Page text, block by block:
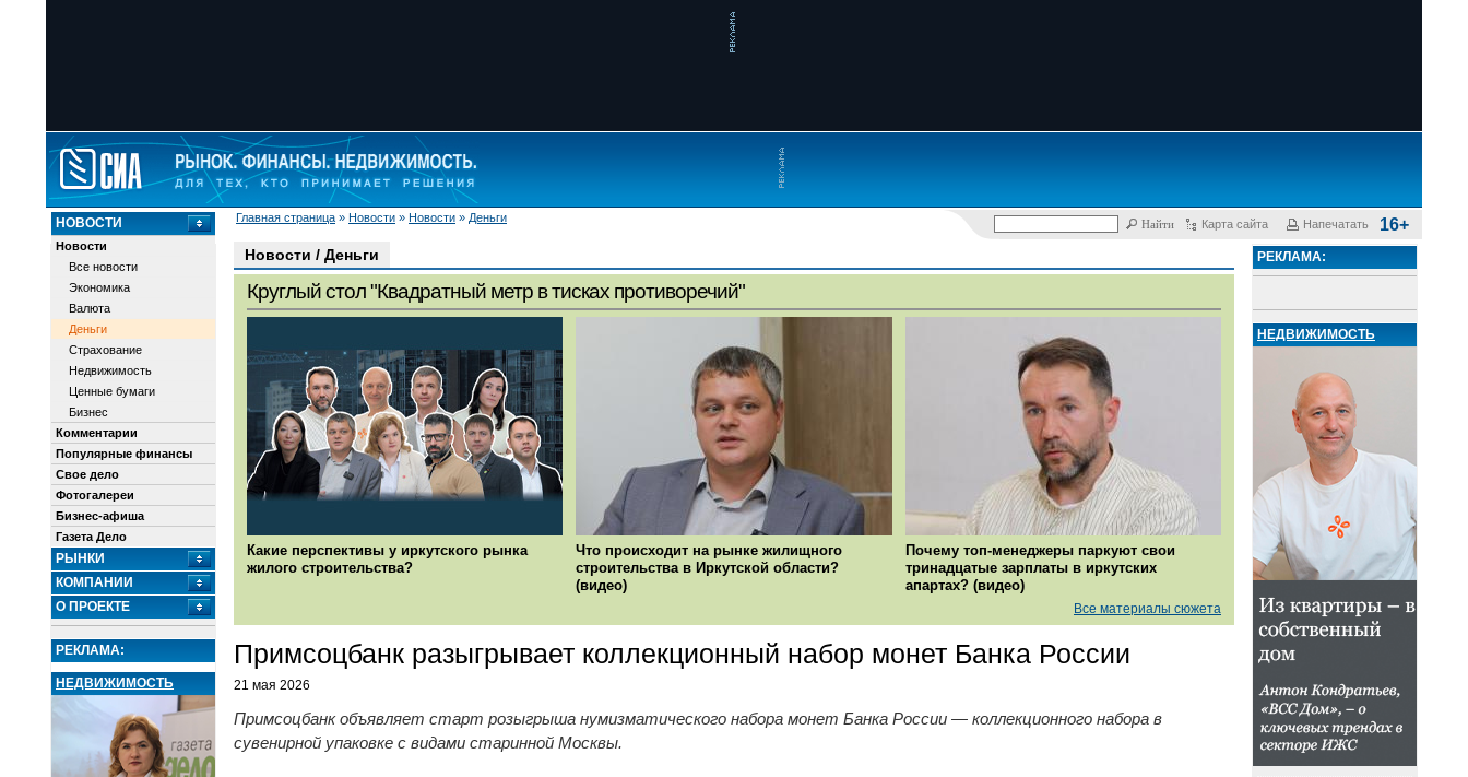
Главная страница » Новости » Новости » Деньги
Карта сайта Напечатать 16+
НОВОСТИ
Новости
Все новости
Экономика
Валюта
Деньги
Страхование
Недвижимость
Ценные бумаги
Бизнес
Комментарии
Популярные финансы
Свое дело
Фотогалереи
Бизнес-афиша
Газета Дело
РЫНКИ
КОМПАНИИ
О ПРОЕКТЕ
РЕКЛАМА:
НЕДВИЖИМОСТЬ
Новости / Деньги
Круглый стол "Квадратный метр в тисках противоречий"
Какие перспективы у иркутского рынка
жилого строительства?
Что происходит на рынке жилищного
строительства в Иркутской области?
(видео)
Почему топ-менеджеры паркуют свои
тринадцатые зарплаты в иркутских
апартах? (видео)
Все материалы сюжета
Примсоцбанк разыгрывает коллекционный набор монет Банка России
21 мая 2026
Примсоцбанк объявляет старт розыгрыша нумизматического набора монет Банка России — коллекционного набора в
сувенирной упаковке с видами старинной Москвы.
РЕКЛАМА:
НЕДВИЖИМОСТЬ